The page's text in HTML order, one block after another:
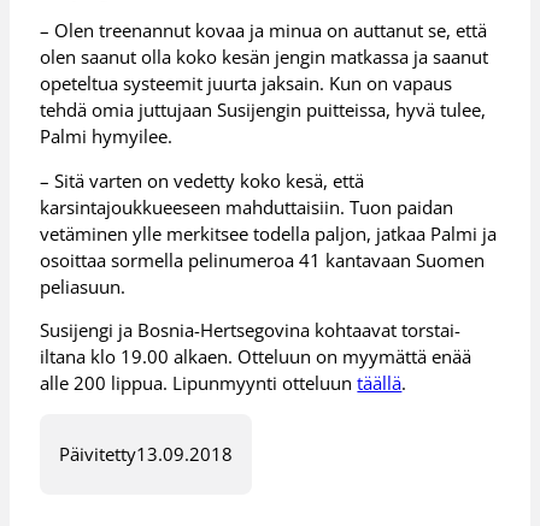
– Olen treenannut kovaa ja minua on auttanut se, että
olen saanut olla koko kesän jengin matkassa ja saanut
opeteltua systeemit juurta jaksain. Kun on vapaus
tehdä omia juttujaan Susijengin puitteissa, hyvä tulee,
Palmi hymyilee.
– Sitä varten on vedetty koko kesä, että
karsintajoukkueeseen mahduttaisiin. Tuon paidan
vetäminen ylle merkitsee todella paljon, jatkaa Palmi ja
osoittaa sormella pelinumeroa 41 kantavaan Suomen
peliasuun.
Susijengi ja Bosnia-Hertsegovina kohtaavat torstai-
iltana klo 19.00 alkaen. Otteluun on myymättä enää
alle 200 lippua. Lipunmyynti otteluuntäällä.
Päivitetty13.09.2018